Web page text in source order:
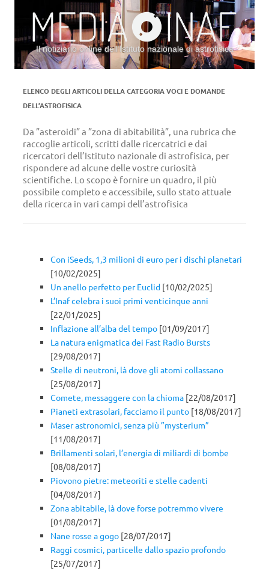
Il notiziario online dell’Istituto nazionale di astrofisica
ELENCO DEGLI ARTICOLI DELLA CATEGORIAVOCI E DOMANDE
DELL’ASTROFISICA
Da ”asteroidi” a ”zona di abitabilità”, una rubrica che
raccoglie articoli, scritti dalle ricercatrici e dai
ricercatori dell’Istituto nazionale di astrofisica, per
rispondere ad alcune delle vostre curiosità
scientifiche. Lo scopo è fornire un quadro, il più
possibile completo e accessibile, sullo stato attuale
della ricerca in vari campi dell’astrofisica
Con iSeeds, 1,3 milioni di euro per i dischi planetari
[10/02/2025]
Un anello perfetto per Euclid [10/02/2025]
L’Inaf celebra i suoi primi venticinque anni
[22/01/2025]
Inflazione all’alba del tempo [01/09/2017]
La natura enigmatica dei Fast Radio Bursts
[29/08/2017]
Stelle di neutroni, là dove gli atomi collassano
[25/08/2017]
Comete, messaggere con la chioma [22/08/2017]
Pianeti extrasolari, facciamo il punto [18/08/2017]
Maser astronomici, senza più ”mysterium”
[11/08/2017]
Brillamenti solari, l’energia di miliardi di bombe
[08/08/2017]
Piovono pietre: meteoriti e stelle cadenti
[04/08/2017]
Zona abitabile, là dove forse potremmo vivere
[01/08/2017]
Nane rosse a gogo [28/07/2017]
Raggi cosmici, particelle dallo spazio profondo
[25/07/2017]